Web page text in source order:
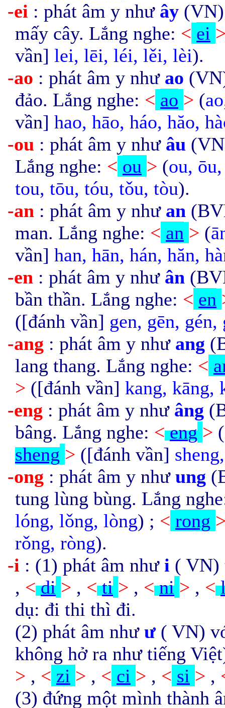
-ei : phát âm y như ây
mấy cây. Lắng nghe: < ei
vần] lei, lēi, léi, lěi, lèi).
-ao : phát âm y như ao
đảo. Lắng nghe: < ao > (
vần] hao, hāo, háo, hăo,
-ou : phát âm y như âu
Lắng nghe: < ou > (ou,
tou, tōu, tóu, tǒu, tòu).
-an : phát âm y như an
man. Lắng nghe: < an > (
vần] han, hān, hán, hăn,
-en : phát âm y như ân
bần thần. Lắng nghe: < en
([đánh vần] gen, gēn, gén,
-ang : phát âm y như ang
lang thang. Lắng nghe: <
> ([đánh vần] kang, kāng,
-eng : phát âm y như âng
bâng. Lắng nghe: < eng > (
sheng > ([đánh vần] sheng
-ong : phát âm y như ung
tung lùng bùng. Lắng
lóng, lǒng, lòng) ; < rong
rǒng, ròng).
-i : (1) phát âm như i ( VN)
, < di > , < ti > , < ni > , <
dụ: đi thi thì đi.
(2) phát âm như ư ( VN)
không hở ra như tiếng
> , < zi > , < ci > , < si > ,
(3) đứng một mình thành